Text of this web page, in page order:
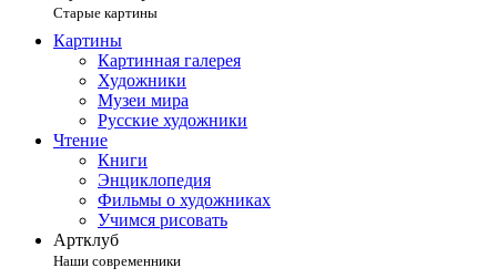
Старые картины
Картины
Картинная галерея
Художники
Музеи мира
Русские художники
Чтение
Книги
Энциклопедия
Фильмы о художниках
Учимся рисовать
Артклуб
Наши современники